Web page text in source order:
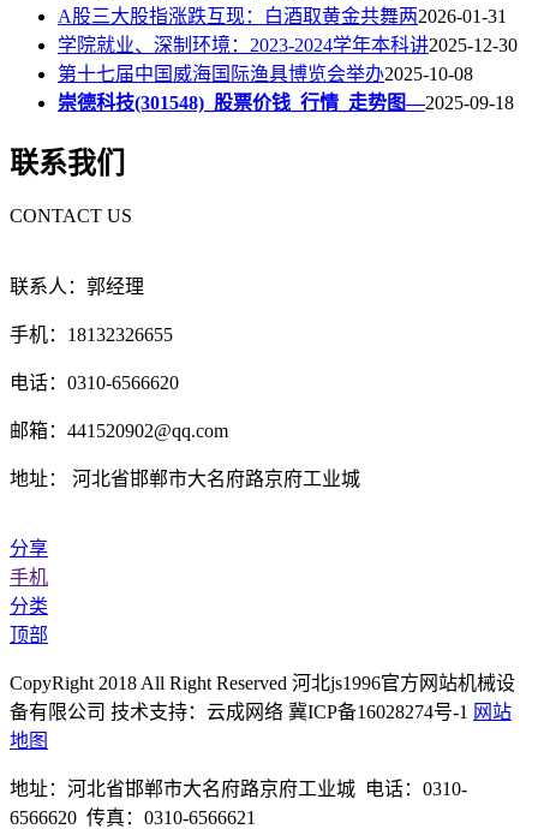
A股三大股指涨跌互现：白酒取黄金共舞两2026-01-31
学院就业、深制环境：2023-2024学年本科讲2025-12-30
第十七届中国威海国际渔具博览会举办2025-10-08
崇德科技(301548)_股票价钱_行情_走势图—2025-09-18
联系我们
CONTACT US
联系人：郭经理
手机：18132326655
电话：0310-6566620
邮箱：441520902@qq.com
地址： 河北省邯郸市大名府路京府工业城
分享
手机
分类
顶部
CopyRight 2018 All Right Reserved 河北js1996官方网站机械设
备有限公司 技术支持：云成网络 冀ICP备16028274号-1 网站
地图
地址：河北省邯郸市大名府路京府工业城 电话：0310-
6566620 传真：0310-6566621